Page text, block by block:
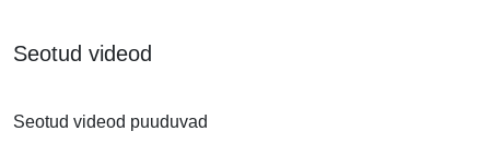
Seotud videod
Seotud videod puuduvad